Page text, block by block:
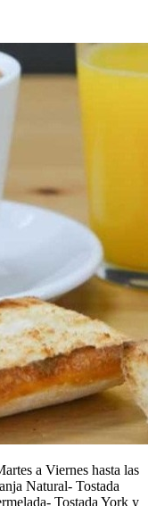
a Viernes hasta las
Natural- Tostada
Tostada York y